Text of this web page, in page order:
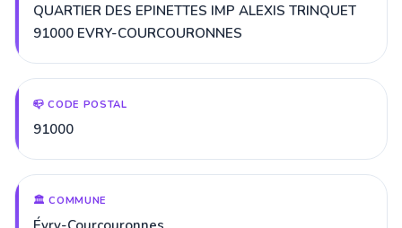
QUARTIER DES EPINETTES IMP ALEXIS TRINQUET
91000 EVRY-COURCOURONNES
📪 CODE POSTAL
91000
🏛️ COMMUNE